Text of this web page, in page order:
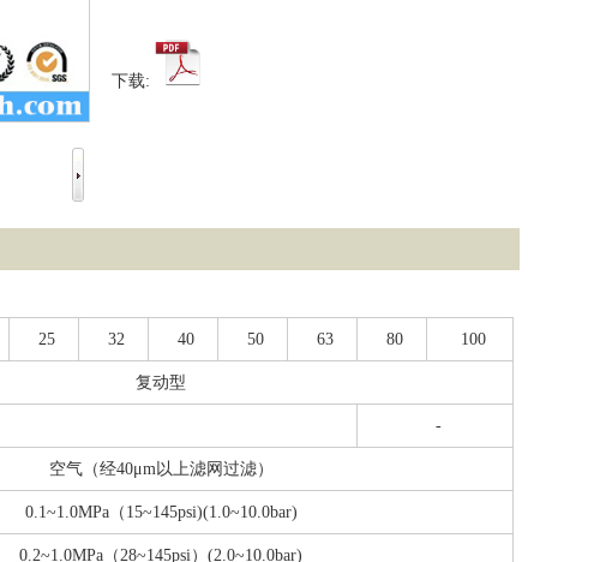
下载:
25 32 40 50 63 80 100
复动型
-
空气（经40μm以上滤网过滤）
0.1~1.0MPa（15~145psi)(1.0~10.0bar)
0.2~1.0MPa（28~145psi）(2.0~10.0bar)